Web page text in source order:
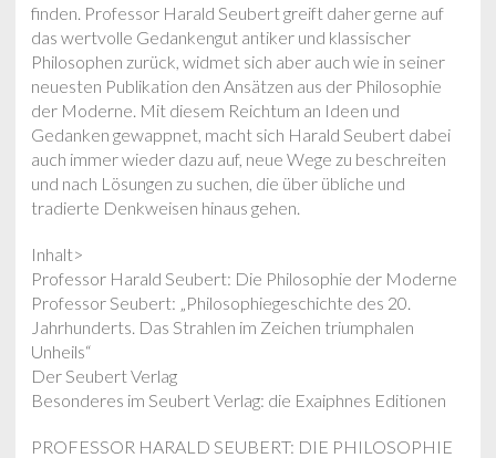
finden. Professor Harald Seubert greift daher gerne auf
das wertvolle Gedankengut antiker und klassischer
Philosophen zurück, widmet sich aber auch wie in seiner
neuesten Publikation den Ansätzen aus der Philosophie
der Moderne. Mit diesem Reichtum an Ideen und
Gedanken gewappnet, macht sich Harald Seubert dabei
auch immer wieder dazu auf, neue Wege zu beschreiten
und nach Lösungen zu suchen, die über übliche und
tradierte Denkweisen hinaus gehen.
Inhalt>
Professor Harald Seubert: Die Philosophie der Moderne
Professor Seubert: „Philosophiegeschichte des 20.
Jahrhunderts. Das Strahlen im Zeichen triumphalen
Unheils“
Der Seubert Verlag
Besonderes im Seubert Verlag: die Exaiphnes Editionen
PROFESSOR HARALD SEUBERT: DIE PHILOSOPHIE